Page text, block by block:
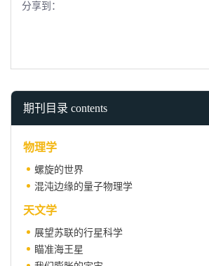
分享到：
期刊目录 contents
物理学
螺旋的世界
混沌边缘的量子物理学
天文学
展望苏联的行星科学
瞄准海王星